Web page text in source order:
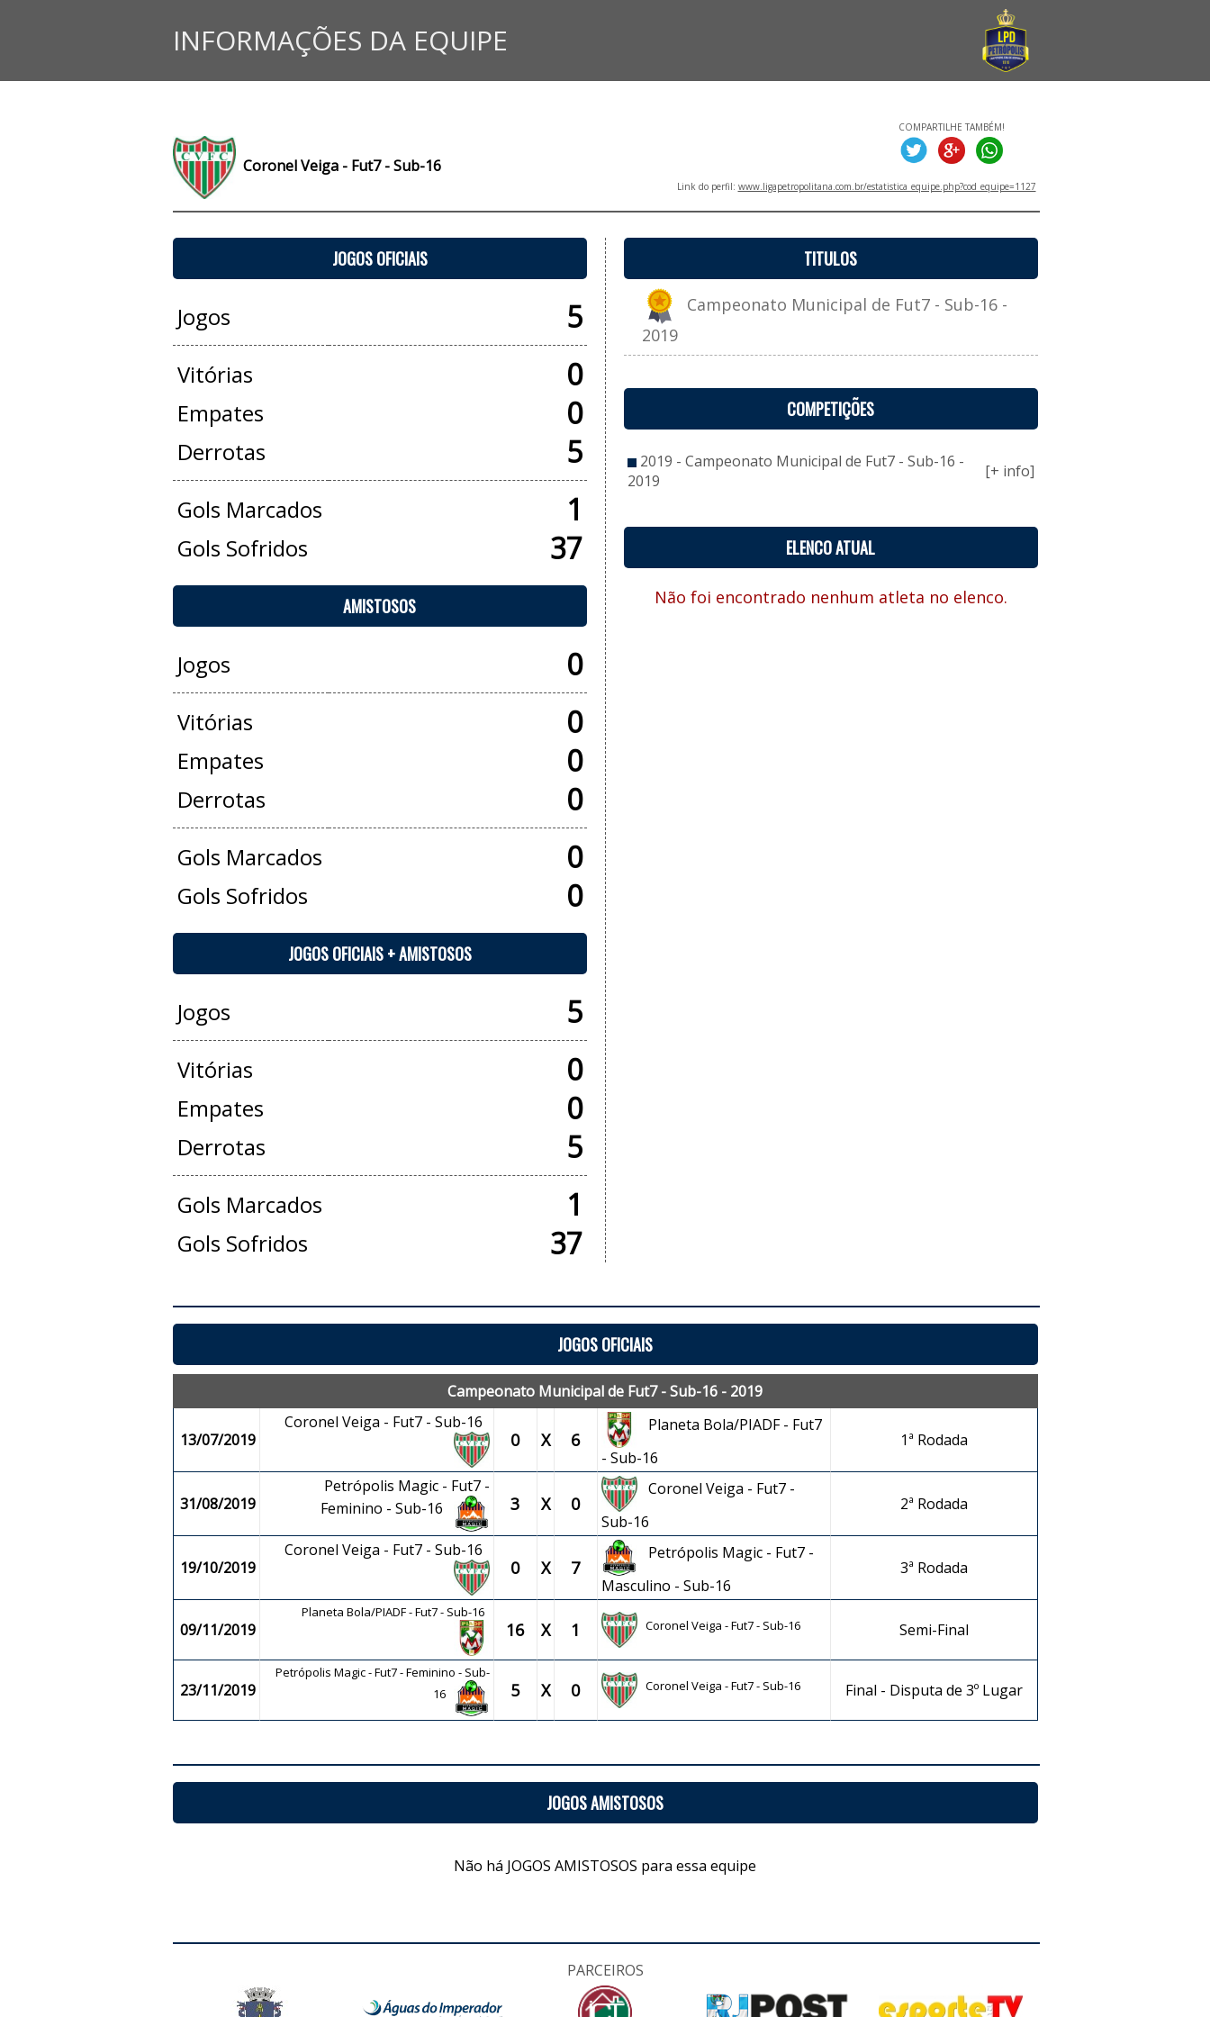
INFORMAÇÕES DA EQUIPE
Coronel Veiga - Fut7 - Sub-16
COMPARTILHE TAMBÉM!
Link do perfil: www.ligapetropolitana.com.br/estatistica_equipe.php?cod_equipe=1127
JOGOS OFICIAIS
Jogos 5
Vitórias 0
Empates 0
Derrotas 5
Gols Marcados 1
Gols Sofridos 37
AMISTOSOS
Jogos 0
Vitórias 0
Empates 0
Derrotas 0
Gols Marcados 0
Gols Sofridos 0
JOGOS OFICIAIS + AMISTOSOS
Jogos 5
Vitórias 0
Empates 0
Derrotas 5
Gols Marcados 1
Gols Sofridos 37
TITULOS
Campeonato Municipal de Fut7 - Sub-16 -
2019
COMPETIÇÕES
2019 - Campeonato Municipal de Fut7 - Sub-16 -
2019
[+ info]
ELENCO ATUAL
Não foi encontrado nenhum atleta no elenco.
JOGOS OFICIAIS
Campeonato Municipal de Fut7 - Sub-16 - 2019
13/07/2019
Coronel Veiga - Fut7 - Sub-16
0 X 6
Planeta Bola/PIADF - Fut7
- Sub-16
1ª Rodada
31/08/2019
Petrópolis Magic - Fut7 -
Feminino - Sub-16
3 X 0
Coronel Veiga - Fut7 -
Sub-16
2ª Rodada
19/10/2019
Coronel Veiga - Fut7 - Sub-16
0 X 7
Petrópolis Magic - Fut7 -
Masculino - Sub-16
3ª Rodada
09/11/2019
Planeta Bola/PIADF - Fut7 - Sub-16
16 X 1 Coronel Veiga - Fut7 - Sub-16 Semi-Final
23/11/2019
Petrópolis Magic - Fut7 - Feminino - Sub-
16
5 X 0 Coronel Veiga - Fut7 - Sub-16 Final - Disputa de 3º Lugar
JOGOS AMISTOSOS
Não há JOGOS AMISTOSOS para essa equipe
PARCEIROS